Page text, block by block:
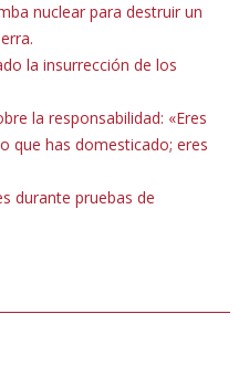
nuclear para destruir un
la insurrección de los
la responsabilidad: «Eres
que has domesticado; eres
durante pruebas de